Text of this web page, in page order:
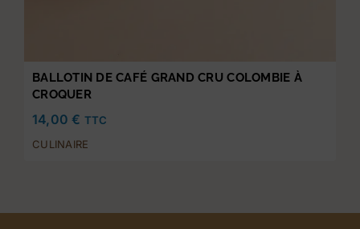
BALLOTIN DE CAFÉ GRAND CRU COLOMBIE À
CROQUER
14,00€ TTC
CULINAIRE